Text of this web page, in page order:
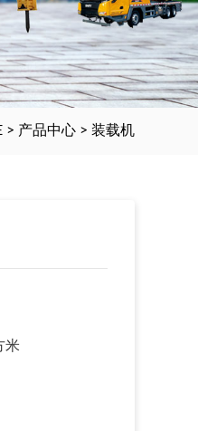
> 产品中心 > 装载机
米